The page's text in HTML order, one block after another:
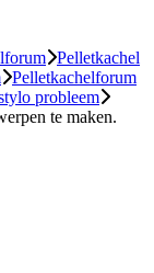
Pelletkachel
Pelletkachelforum
probleem
te maken.